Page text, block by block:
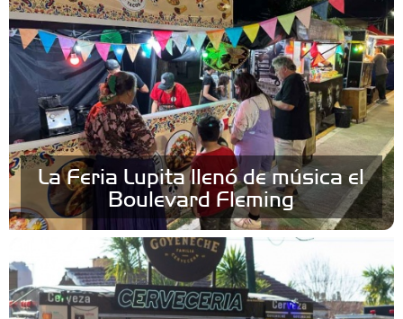
La Feria Lupita llenó de música el
Boulevard Fleming